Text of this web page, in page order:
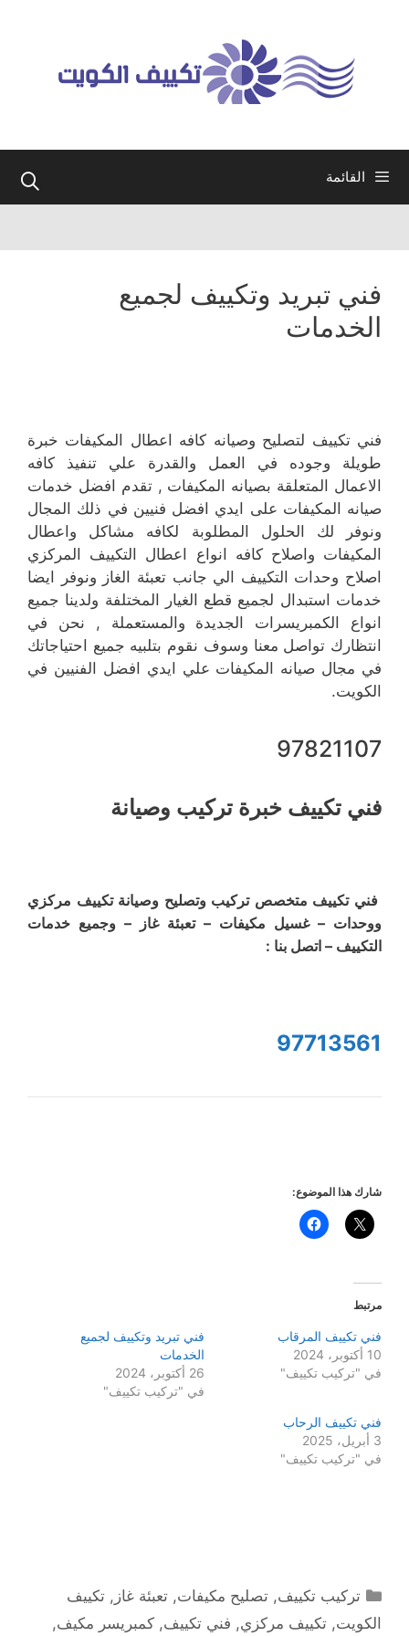
القائمة
فني تبريد وتكييف لجميع
الخدمات
فني تكييف لتصليح وصيانه كافه اعطال المكيفات خبرة
طويلة وجوده في العمل والقدرة علي تنفيذ كافه
الاعمال المتعلقة بصيانه المكيفات , تقدم افضل خدمات
صيانه المكيفات على ايدي افضل فنيين في ذلك المجال
ونوفر لك الحلول المطلوبة لكافه مشاكل واعطال
المكيفات واصلاح كافه انواع اعطال التكييف المركزي
اصلاح وحدات التكييف الي جانب تعبئة الغاز ونوفر ايضا
خدمات استبدال لجميع قطع الغيار المختلفة ولدينا جميع
انواع الكمبريسرات الجديدة والمستعملة , نحن في
انتظارك تواصل معنا وسوف نقوم بتلبيه جميع احتياجاتك
في مجال صيانه المكيفات علي ايدي افضل الفنيين في
الكويت.
97821107
فني تكييف خبرة تركيب وصيانة
فني تكييف متخصص تركيب وتصليح وصيانة تكييف مركزي
ووحدات – غسيل مكيفات – تعبئة غاز – وجميع خدمات
التكييف – اتصل بنا :
97713561
شارك هذا الموضوع:
مرتبط
فني تكييف المرقاب
10 أكتوبر، 2024
في "تركيب تكييف"
فني تبريد وتكييف لجميع
الخدمات
26 أكتوبر، 2024
في "تركيب تكييف"
فني تكييف الرحاب
3 أبريل، 2025
في "تركيب تكييف"
التصنيفات
تركيب تكييف,تصليح مكيفات,تعبئة غاز ,تكييف
الكويت, تكييف مركزي, فني تكييف, كمبريسر مكيف,